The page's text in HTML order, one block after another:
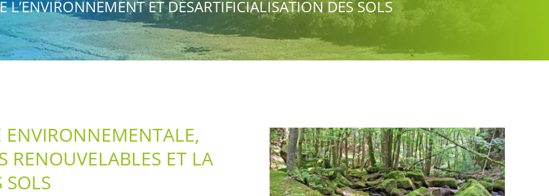
L’ENVIRONNEMENT ET DÉSARTIFICIALISATION DES SOLS
ENVIRONNEMENTALE,
RENOUVELABLES ET LA